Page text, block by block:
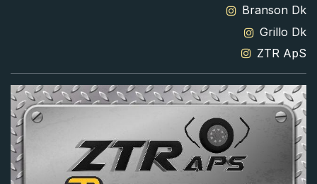
Branson Dk
Grillo Dk
ZTR ApS